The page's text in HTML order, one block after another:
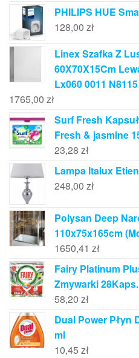
PHILIPS HUE
128,00 zł
Linex Szafka Z
60X70X15Cm
Lx060 0011 N8115
1765,00 zł
Surf Fresh
Fresh & jasmine
23,28 zł
Lampa Italux
248,00 zł
Polysan Deep
110x75x165cm
1650,41 zł
Fairy Platinum
Zmywarki 28Kaps.
58,20 zł
Dual Power Płyn
ml
10,45 zł